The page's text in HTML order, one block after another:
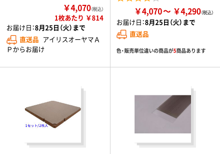
￥4,070（税込）
1枚あたり ￥814
お届け日：8月25日（火）まで
直送品 アイリスオーヤマＡ
Ｐからお届け
￥4,070 ￥4,290
お届け日：8月25日（火）まで
直送品
色・販売単位違いの商品が5商品あります